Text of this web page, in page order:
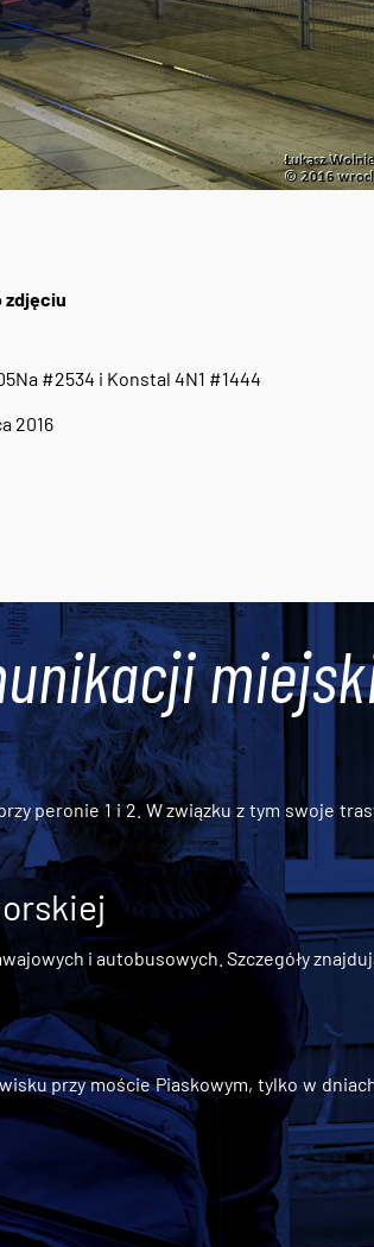
zdjęciu
#2534 i Konstal 4N1 #1444
2016
peronie 1 i 2. W związku z tym swoje
i autobusowych. Szczegóły
przy moście Piaskowym, tylko w